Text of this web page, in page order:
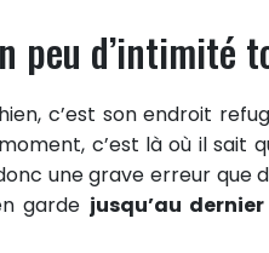
peu d’intimité
c’est son endroit
c’est là où il sait
une grave erreur que
garde jusqu’au